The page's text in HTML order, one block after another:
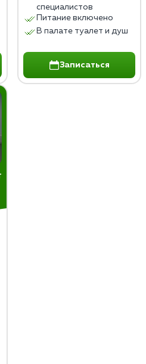
специалистов
Питание включено
В палате туалет и душ
Записаться